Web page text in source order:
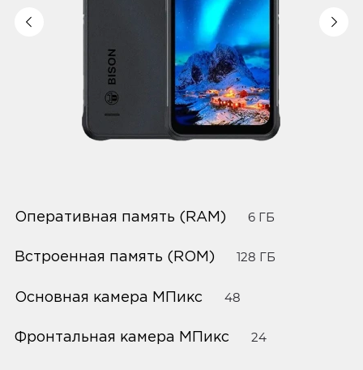
Оперативная память (RAM) 6 ГБ
Встроенная память (ROM) 128 ГБ
Основная камера МПикс 48
Фронтальная камера МПикс 24